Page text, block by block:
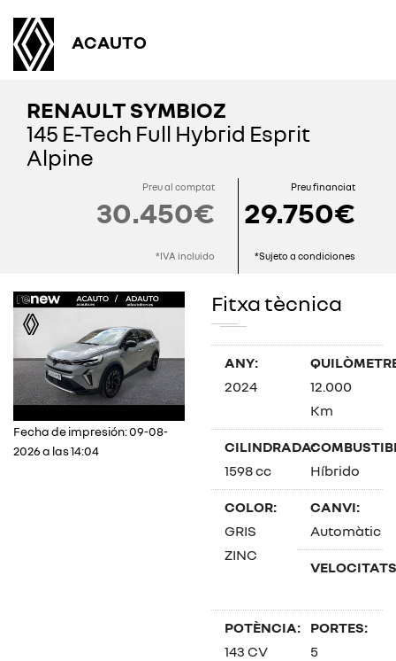
ACAUTO
RENAULT SYMBIOZ
145 E-Tech Full Hybrid Esprit
Alpine
Preu al comptat
30.450€
*IVA incluido
Preu financiat
29.750€
*Sujeto a condiciones
Fecha de impresión: 09-08-
2026 a las 14:04
Fitxa tècnica
ANY:
2024
12.000
Km
CILINDRADA:
1598 cc
Híbrido
COLOR:
GRIS
ZINC
CANVI:
Automàtic
POTÈNCIA:
143 CV
PORTES:
5